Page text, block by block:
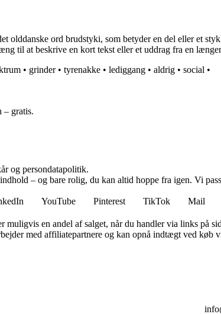
olddanske ord brudstyki, som betyder en del eller et
til at beskrive en kort tekst eller et uddrag fra en
• grinder• tyrenakke • lediggang • aldrig • social •
– gratis.
og persondatapolitik.
– og bare rolig, du kan altid hoppe fra igen. Vi
YouTube Pinterest TikTok Mail
en andel af salget, når du handler via links på
med affiliatepartnere og kan opnå indtægt ved køb